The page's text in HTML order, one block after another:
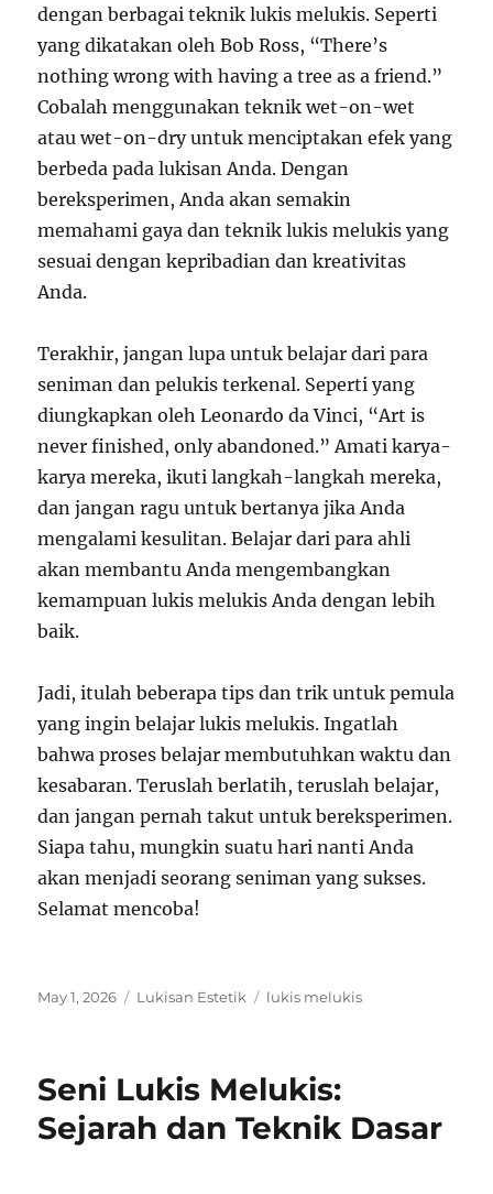
dengan berbagai teknik lukis melukis. Seperti
yang dikatakan oleh Bob Ross, “There’s
nothing wrong with having a tree as a friend.”
Cobalah menggunakan teknik wet-on-wet
atau wet-on-dry untuk menciptakan efek yang
berbeda pada lukisan Anda. Dengan
bereksperimen, Anda akan semakin
memahami gaya dan teknik lukis melukis yang
sesuai dengan kepribadian dan kreativitas
Anda.
Terakhir, jangan lupa untuk belajar dari para
seniman dan pelukis terkenal. Seperti yang
diungkapkan oleh Leonardo da Vinci, “Art is
never finished, only abandoned.” Amati karya-
karya mereka, ikuti langkah-langkah mereka,
dan jangan ragu untuk bertanya jika Anda
mengalami kesulitan. Belajar dari para ahli
akan membantu Anda mengembangkan
kemampuan lukis melukis Anda dengan lebih
baik.
Jadi, itulah beberapa tips dan trik untuk pemula
yang ingin belajar lukis melukis. Ingatlah
bahwa proses belajar membutuhkan waktu dan
kesabaran. Teruslah berlatih, teruslah belajar,
dan jangan pernah takut untuk bereksperimen.
Siapa tahu, mungkin suatu hari nanti Anda
akan menjadi seorang seniman yang sukses.
Selamat mencoba!
Posted
May 1, 2026 Categories
Lukisan Estetik Tags
lukis melukis
Seni Lukis Melukis:
Sejarah dan Teknik Dasar